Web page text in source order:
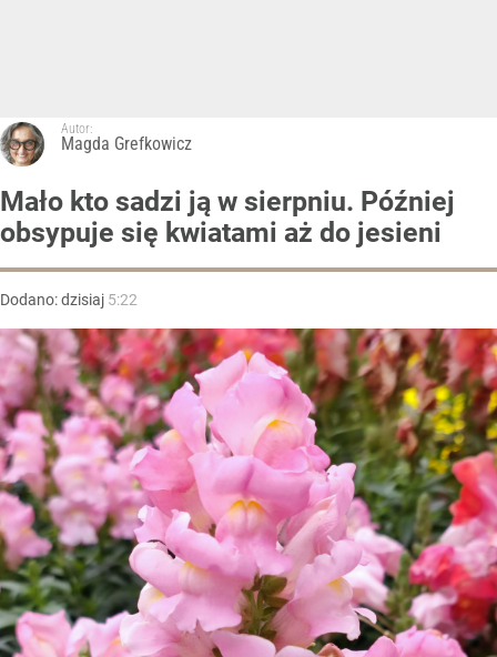
Autor:
Magda Grefkowicz
Mało kto sadzi ją w sierpniu. Później
obsypuje się kwiatami aż do jesieni
Dodano:dzisiaj 5:22